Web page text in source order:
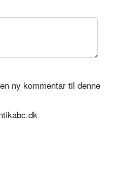
ny kommentar til denne